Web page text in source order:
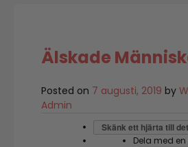
Älskade
Posted on 7 augusti, 2019 by
Admin
Skänk ett hjärta till
Dela med